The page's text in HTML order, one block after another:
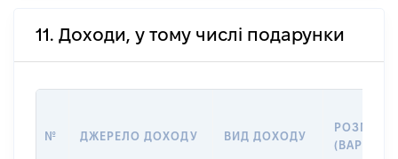
11. Доходи, у тому числі подарунки
№ ДЖЕРЕЛО ДОХОДУ ВИД ДОХОДУ
РОЗМІР